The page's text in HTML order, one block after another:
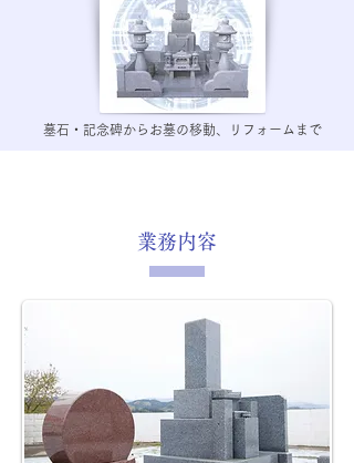
墓石・記念碑からお墓の移動、リフォームまで
業務内容